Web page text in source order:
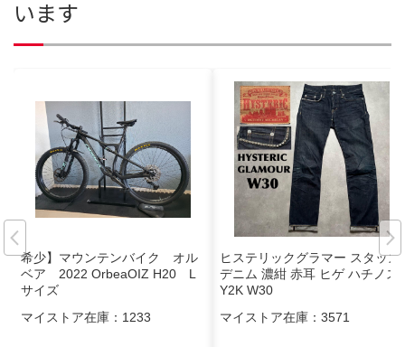
います
希少】マウンテンバイク オル
ベア 2022 OrbeaOIZ H20 L
サイズ
マイストア在庫： 1233
ヒステリックグラマー スタッズ
デニム 濃紺 赤耳 ヒゲ ハチノス
Y2K W30
マイストア在庫： 3571